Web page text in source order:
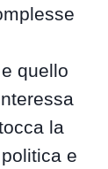
quello
la
e